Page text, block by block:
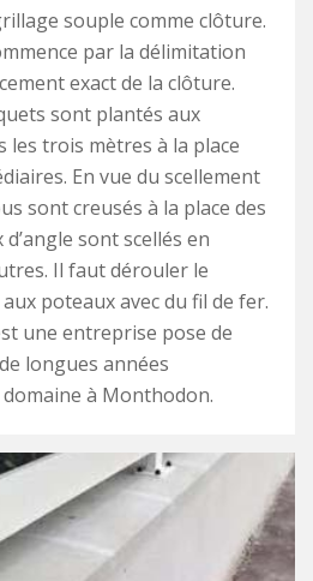
souple comme clôture.
par la délimitation
exact de la clôture.
sont plantés aux
les trois mètres à la place
En vue du scellement
sont creusés à la place des
sont scellés en
Il faut dérouler le
poteaux avec du fil de fer.
une entreprise pose de
longues années
domaine à Monthodon.